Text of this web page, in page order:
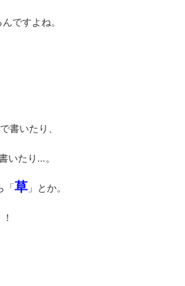
ですよね。
書いたり、
いたり…。
「草 」とか。